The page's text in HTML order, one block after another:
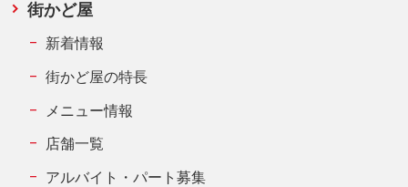
街かど屋
新着情報
街かど屋の特長
メニュー情報
店舗一覧
アルバイト・パート募集